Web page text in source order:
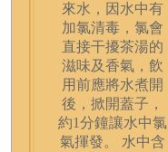
來水，因水中有
加氯清毒，氯會
直接干擾茶湯的
滋味及香氣，飲
用前應將水煮開
後，掀開蓋子，
約1分鐘讓水中氯
氣揮發。 水中含